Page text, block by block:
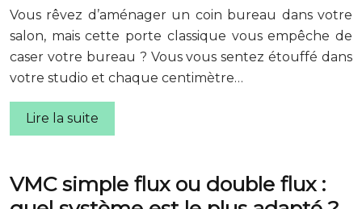
Vous rêvez d’aménager un coin bureau dans votre
salon, mais cette porte classique vous empêche de
caser votre bureau ? Vous vous sentez étouffé dans
votre studio et chaque centimètre…
Lire la suite
VMC simple flux ou double flux :